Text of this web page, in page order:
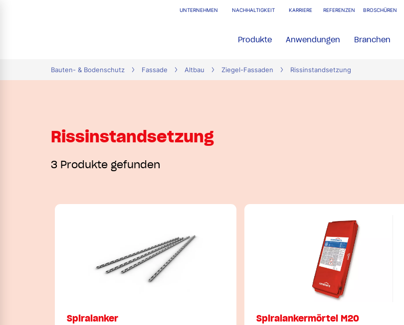
UNTERNEHMEN NACHHALTIGKEIT KARRIERE REFERENZEN BROSCHÜREN
Produkte Anwendungen Branchen
Bauten- & Bodenschutz Fassade Altbau Ziegel-Fassaden Rissinstandsetzung
Rissinstandsetzung
3 Produkte gefunden
Spiralanker Spiralankermörtel M20